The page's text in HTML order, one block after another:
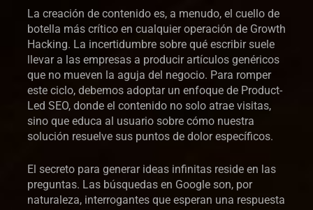
La creación de contenido es, a menudo, el cuello de
botella más crítico en cualquier operación de Growth
Hacking. La incertidumbre sobre qué escribir suele
llevar a las empresas a producir artículos genéricos
que no mueven la aguja del negocio. Para romper
este ciclo, debemos adoptar un enfoque de Product-
Led SEO, donde el contenido no solo atrae visitas,
sino que educa al usuario sobre cómo nuestra
solución resuelve sus puntos de dolor específicos.
El secreto para generar ideas infinitas reside en las
preguntas. Las búsquedas en Google son, por
naturaleza, interrogantes que esperan una respuesta